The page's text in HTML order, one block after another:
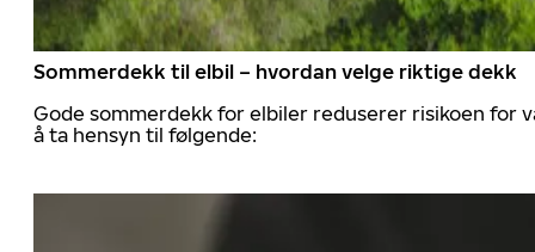
Sommerdekk til elbil – hvordan velge riktige dekk
Gode sommerdekk for elbiler reduserer risikoen for
å ta hensyn til følgende: